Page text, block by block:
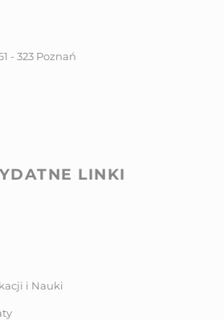
- 323 Poznań
LINKI
i Nauki